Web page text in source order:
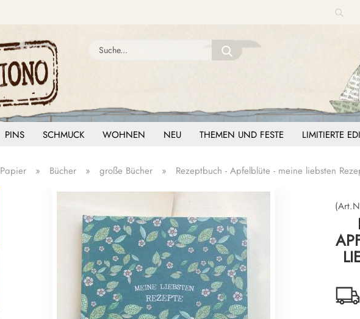
Sprache auswählen
Passwort
Passwort vergessen?
Suche...
PINS SCHMUCK WOHNEN NEU THEMEN UND FESTE LIMITIERTE
Papier » Bücher » große Bücher » Rezeptbuch - Apfelblüte - meine liebsten